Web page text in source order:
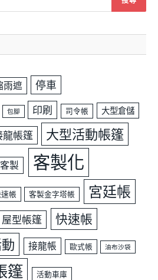
雨遮 停車
包腳 印刷 司令帳 大型倉儲
龍帳篷 大型活動帳篷
客製 客製化
帳 客製金字塔帳 宮廷帳
屋型帳篷 快速帳
接龍帳 歐式帳 油布沙袋
篷 活動車庫